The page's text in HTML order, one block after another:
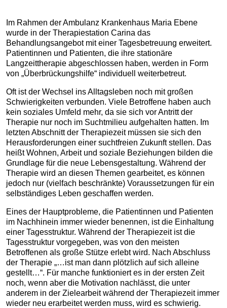
Im Rahmen der Ambulanz Krankenhaus Maria Ebene
wurde in der Therapiestation Carina das
Behandlungsangebot mit einer Tagesbetreuung erweitert.
Patientinnen und Patienten, die ihre stationäre
Langzeittherapie abgeschlossen haben, werden in Form
von „Überbrückungshilfe“ individuell weiterbetreut.
Oft ist der Wechsel ins Alltagsleben noch mit großen
Schwierigkeiten verbunden. Viele Betroffene haben auch
kein soziales Umfeld mehr, da sie sich vor Antritt der
Therapie nur noch im Suchtmilieu aufgehalten hatten. Im
letzten Abschnitt der Therapiezeit müssen sie sich den
Herausforderungen einer suchtfreien Zukunft stellen. Das
heißt Wohnen, Arbeit und soziale Beziehungen bilden die
Grundlage für die neue Lebensgestaltung. Während der
Therapie wird an diesen Themen gearbeitet, es können
jedoch nur (vielfach beschränkte) Voraussetzungen für ein
selbständiges Leben geschaffen werden.
Eines der Hauptprobleme, die Patientinnen und Patienten
im Nachhinein immer wieder benennen, ist die Einhaltung
einer Tagesstruktur. Während der Therapiezeit ist die
Tagesstruktur vorgegeben, was von den meisten
Betroffenen als große Stütze erlebt wird. Nach Abschluss
der Therapie „…ist man dann plötzlich auf sich alleine
gestellt…“. Für manche funktioniert es in der ersten Zeit
noch, wenn aber die Motivation nachlässt, die unter
anderem in der Zielearbeit während der Therapiezeit immer
wieder neu erarbeitet werden muss, wird es schwierig.